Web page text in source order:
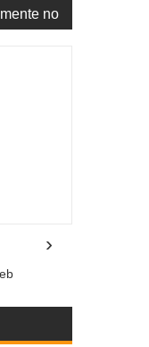
no
›